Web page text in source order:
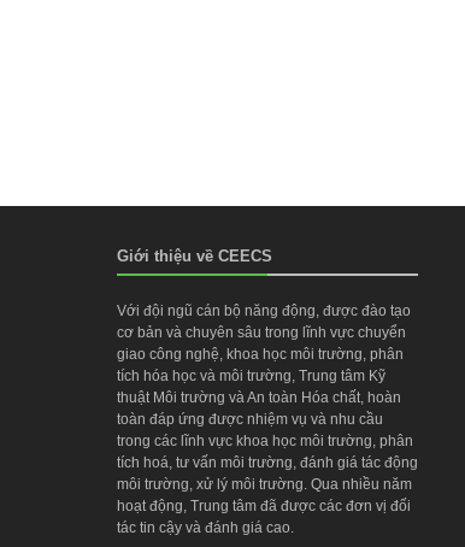
Giới thiệu về CEECS
Với đội ngũ cán bộ năng động, được đào tạo
cơ bản và chuyên sâu trong lĩnh vực chuyển
giao công nghệ, khoa học môi trường, phân
tích hóa học và môi trường, Trung tâm Kỹ
thuật Môi trường và An toàn Hóa chất, hoàn
toàn đáp ứng được nhiệm vụ và nhu cầu
trong các lĩnh vực khoa học môi trường, phân
tích hoá, tư vấn môi trường, đánh giá tác động
môi trường, xử lý môi trường. Qua nhiều năm
hoạt động, Trung tâm đã được các đơn vị đối
tác tin cậy và đánh giá cao.